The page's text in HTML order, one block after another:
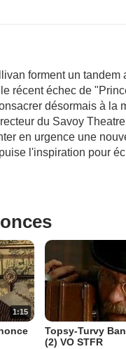
forment un
récent échec de
désormais à la
du Savoy
en urgence une
l'inspiration pour
1:15
Topsy-Turvy
(2) VO STFR